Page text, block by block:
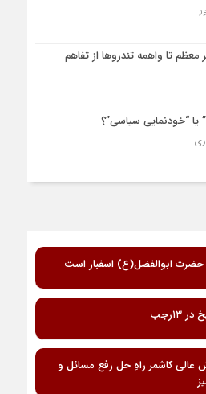
معظم تا واهمه تندروها از تفاهم
یا “خودنمایی سیاسی”؟
ابوالفضل(ع) اسفبار است
عالی کاشمر راهِ حل رفع مسائل و